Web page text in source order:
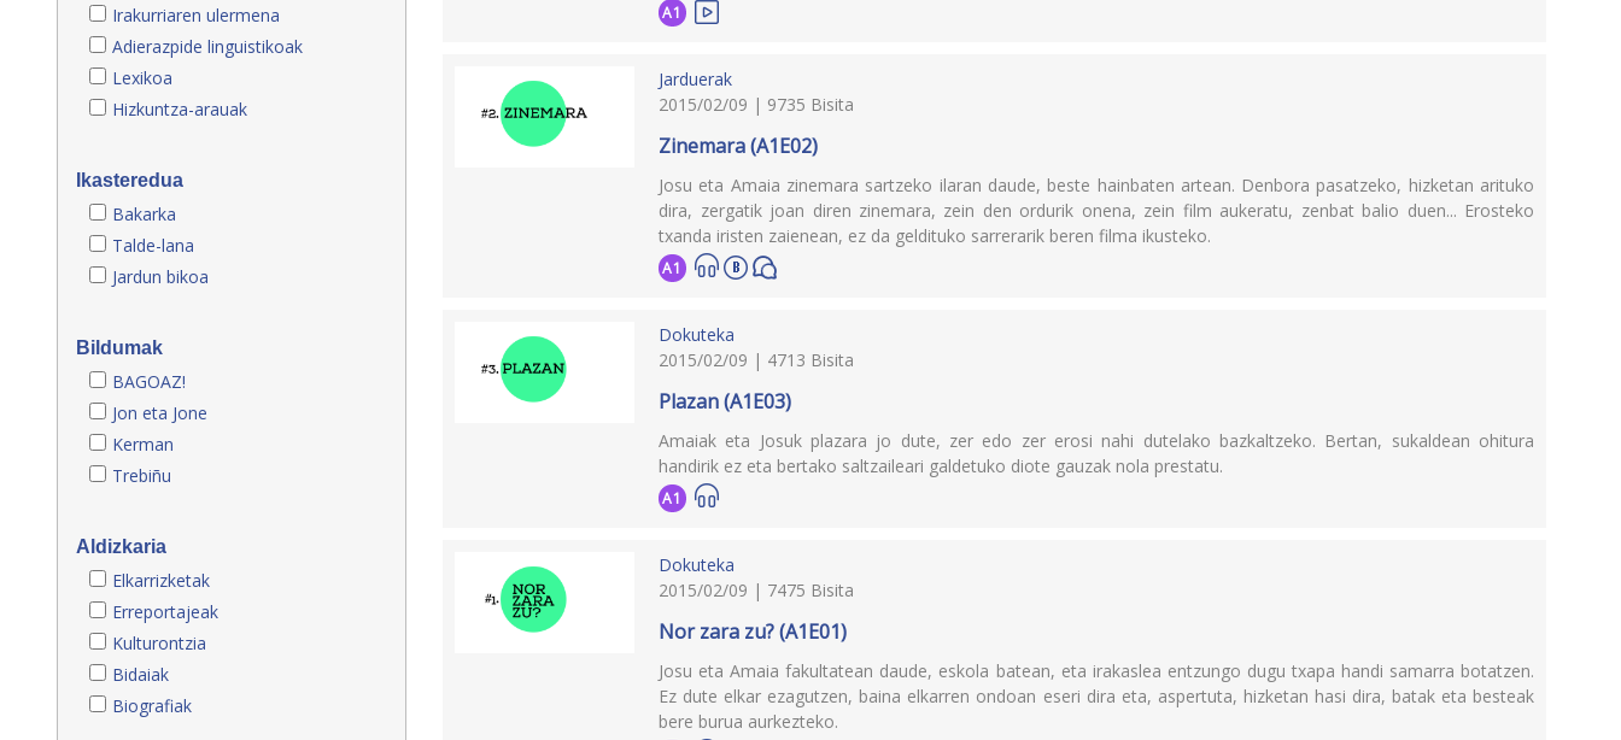
Irakurriaren ulermena
Adierazpide linguistikoak
Lexikoa
Hizkuntza-arauak
Ikasteredua
Bakarka
Talde-lana
Jardun bikoa
Bildumak
BAGOAZ!
Jon eta Jone
Kerman
Trebiñu
Aldizkaria
Elkarrizketak
Erreportajeak
Kulturontzia
Bidaiak
Biografiak
A1
Jarduerak
2015/02/09 | 9735 Bisita
Zinemara (A1E02)
Josu eta Amaia zinemara sartzeko ilaran daude, beste hainbaten artean. Denbora pasatzeko, hizketan arituko
dira, zergatik joan diren zinemara, zein den ordurik onena, zein film aukeratu, zenbat balio duen... Erosteko
txanda iristen zaienean, ez da geldituko sarrerarik beren filma ikusteko.
A1
Dokuteka
2015/02/09 | 4713 Bisita
Plazan (A1E03)
Amaiak eta Josuk plazara jo dute, zer edo zer erosi nahi dutelako bazkaltzeko. Bertan, sukaldean ohitura
handirik ez eta bertako saltzaileari galdetuko diote gauzak nola prestatu.
A1
Dokuteka
2015/02/09 | 7475 Bisita
Nor zara zu? (A1E01)
Josu eta Amaia fakultatean daude, eskola batean, eta irakaslea entzungo dugu txapa handi samarra botatzen.
Ez dute elkar ezagutzen, baina elkarren ondoan eseri dira eta, aspertuta, hizketan hasi dira, batak eta besteak
bere burua aurkezteko.